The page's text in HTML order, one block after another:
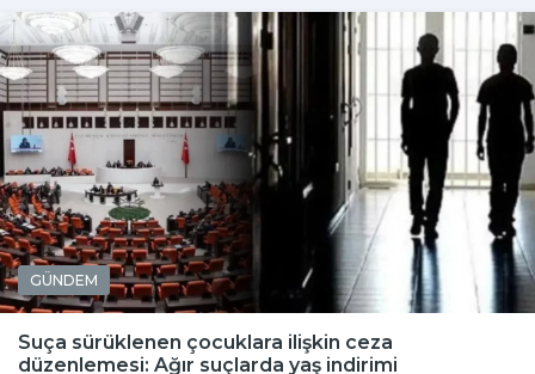
GÜNDEM
Suça sürüklenen çocuklara ilişkin ceza
düzenlemesi: Ağır suçlarda yaş indirimi